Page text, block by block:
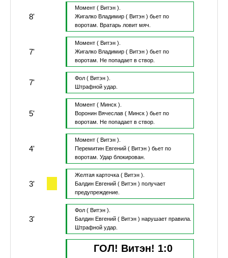
8'
Момент ( Витэн ).
Жигалко Владимир( Витэн ) бьет по
воротам.
Вратарь ловит мяч.
7'
Момент ( Витэн ).
Жигалко Владимир( Витэн ) бьет по
воротам.
Не попадает в створ.
7' Фол ( Витэн ).
Штрафной удар.
5'
Момент ( Минск ).
Воронин Вячеслав( Минск ) бьет по
воротам.
Не попадает в створ.
4'
Момент ( Витэн ).
Перемитин Евгений( Витэн ) бьет по
воротам. Удар блокирован.
3'
Желтая карточка ( Витэн ).
Балдин Евгений( Витэн ) получает
предупреждение.
3'
Фол ( Витэн ).
Балдин Евгений( Витэн ) нарушает правила.
Штрафной удар.
ГОЛ! Витэн! 1:0